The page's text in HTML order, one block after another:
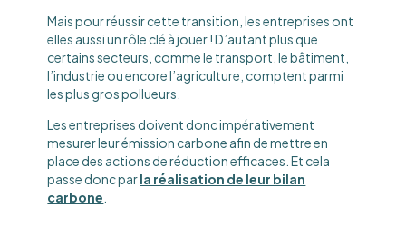
Mais pour réussir cette transition, les entreprises ont
elles aussi un rôle clé à jouer ! D’autant plus que
certains secteurs, comme le transport, le bâtiment,
l’industrie ou encore l’agriculture, comptent parmi
les plus gros pollueurs.
Les entreprises doivent donc impérativement
mesurer leur émission carbone afin de mettre en
place des actions de réduction efficaces. Et cela
passe donc parla réalisation de leur bilan
carbone